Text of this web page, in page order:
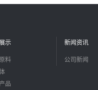
示
料
品
新闻资讯
公司新闻